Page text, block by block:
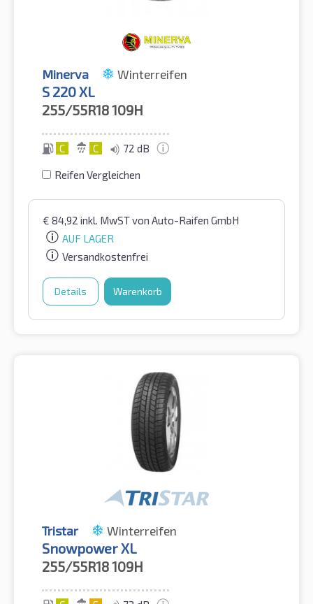
Minerva Winterreifen
S 220 XL
255/55R18109H
C C 72 dB
Reifen Vergleichen
€ 84,92 inkl. MwSTvon Auto-Raifen GmbH
AUF LAGER
Versandkostenfrei
Details Warenkorb
Tristar Winterreifen
Snowpower XL
255/55R18109H